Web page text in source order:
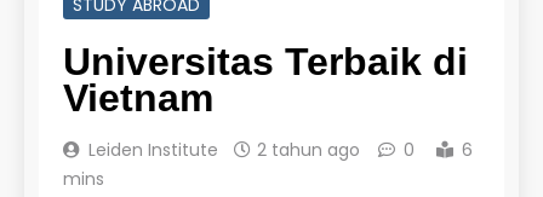
Universitas Terbaik di
Vietnam
Leiden Institute 2 tahun ago 0
6
mins